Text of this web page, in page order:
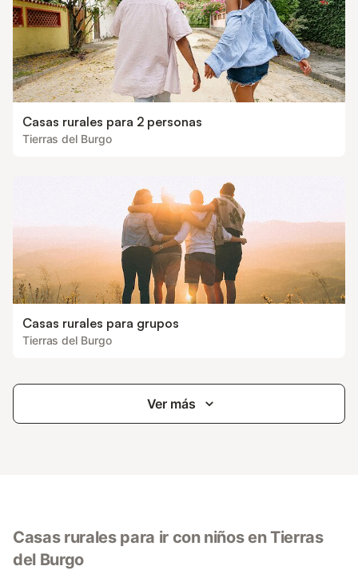
Casas rurales para 2 personas
Tierras del Burgo
Casas rurales para grupos
Tierras del Burgo
Ver más
Casas rurales para ir con niños en Tierras
del Burgo